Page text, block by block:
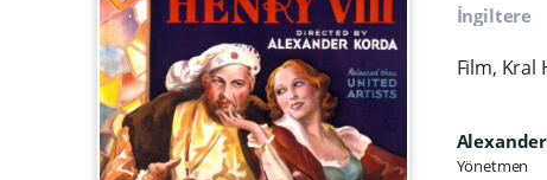
İngiltere
Film, Kral
Yönetmen